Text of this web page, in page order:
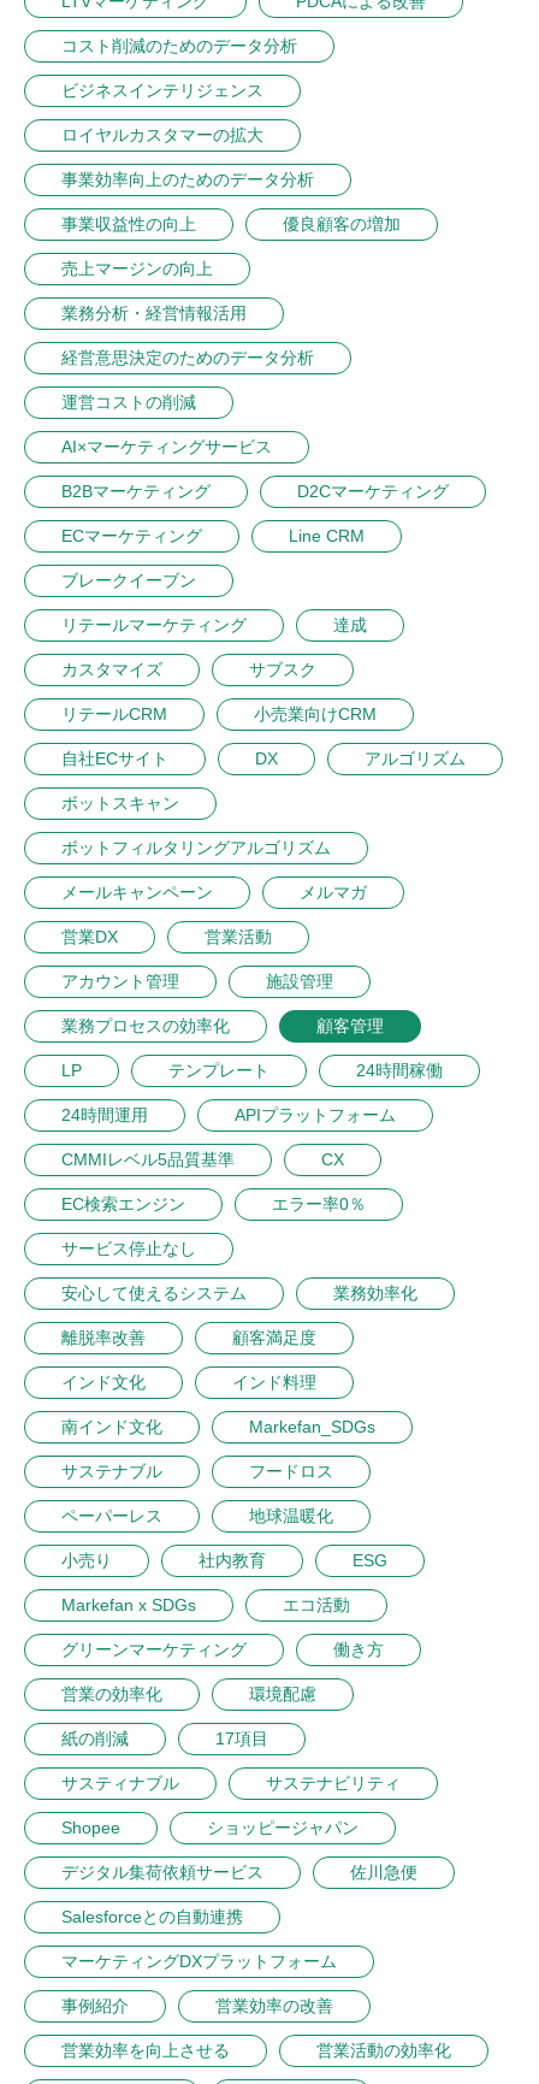
コスト削減のためのデータ分析
ビジネスインテリジェンス
ロイヤルカスタマーの拡大
事業効率向上のためのデータ分析
事業収益性の向上 優良顧客の増加
売上マージンの向上
業務分析・経営情報活用
経営意思決定のためのデータ分析
運営コストの削減
AI×マーケティングサービス
B2Bマーケティング D2Cマーケティング
ECマーケティング Line CRM
ブレークイーブン
リテールマーケティング 達成
カスタマイズ サブスク
リテールCRM 小売業向けCRM
自社ECサイト DX アルゴリズム
ボットスキャン
ボットフィルタリングアルゴリズム
メールキャンペーン メルマガ
営業DX 営業活動
アカウント管理 施設管理
業務プロセスの効率化 顧客管理
LP テンプレート 24時間稼働
24時間運用 APIプラットフォーム
CMMIレベル5品質基準 CX
EC検索エンジン エラー率0％
サービス停止なし
安心して使えるシステム 業務効率化
離脱率改善 顧客満足度
インド文化 インド料理
南インド文化 Markefan_SDGs
サステナブル フードロス
ペーパーレス 地球温暖化
小売り 社内教育 ESG
Markefan x SDGs エコ活動
グリーンマーケティング 働き方
営業の効率化 環境配慮
紙の削減 17項目
サスティナブル サステナビリティ
Shopee ショッピージャパン
デジタル集荷依頼サービス 佐川急便
Salesforceとの自動連携
マーケティングDXプラットフォーム
事例紹介 営業効率の改善
営業効率を向上させる 営業活動の効率化